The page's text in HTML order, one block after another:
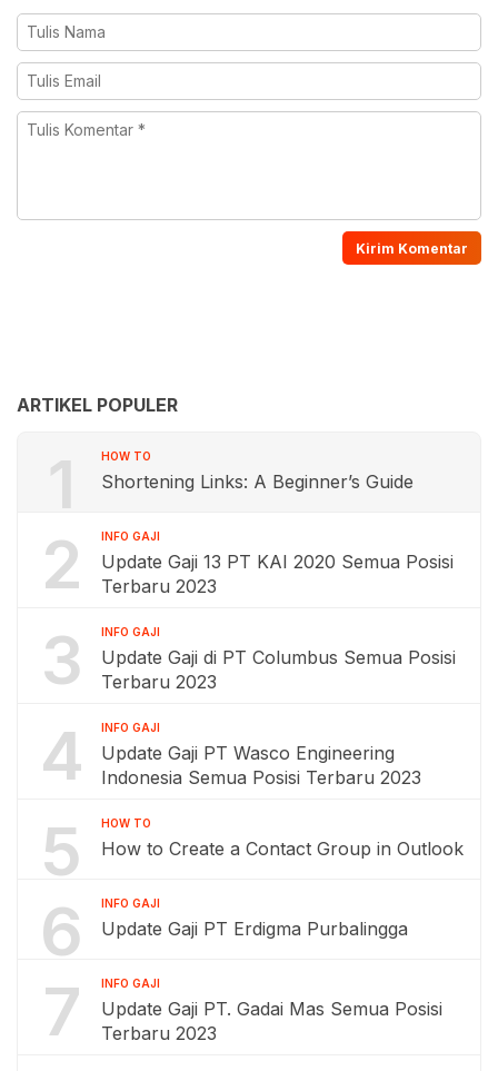
ARTIKEL POPULER
1 HOW TO
Shortening Links: A Beginner’s Guide
2 INFO GAJI
Update Gaji 13 PT KAI 2020 Semua Posisi
Terbaru 2023
3 INFO GAJI
Update Gaji di PT Columbus Semua Posisi
Terbaru 2023
4 INFO GAJI
Update Gaji PT Wasco Engineering
Indonesia Semua Posisi Terbaru 2023
5 HOW TO
How to Create a Contact Group in Outlook
6 INFO GAJI
Update Gaji PT Erdigma Purbalingga
7 INFO GAJI
Update Gaji PT. Gadai Mas Semua Posisi
Terbaru 2023